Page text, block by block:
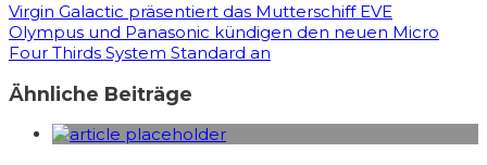
Virgin Galactic präsentiert das Mutterschiff EVE
Olympus und Panasonic kündigen den neuen Micro
Four Thirds System Standard an
Ähnliche Beiträge